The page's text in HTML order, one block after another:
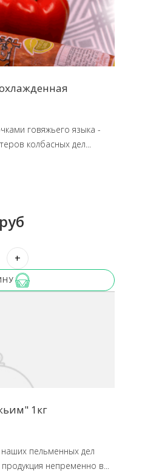
говяжьего языка -
колбасных дел...
+
1кг
пельменных дел
непременно в...